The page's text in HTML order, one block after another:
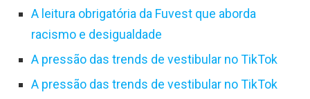
A leitura obrigatória da Fuvest que aborda
racismo e desigualdade
A pressão das trends de vestibular no TikTok
A pressão das trends de vestibular no TikTok